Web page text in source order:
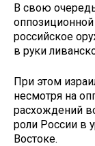
В свою
российское
в руки
При этом
несмотря на
расхождений
роли России в
Востоке.